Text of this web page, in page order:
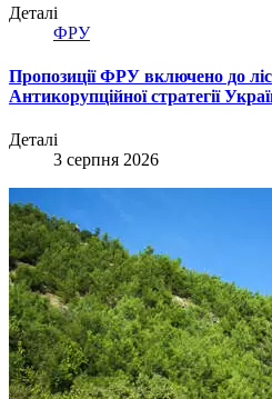
Деталі
ФРУ
Пропозиції ФРУ включено до
Антикорупційної стратегії
Деталі
3 серпня 2026